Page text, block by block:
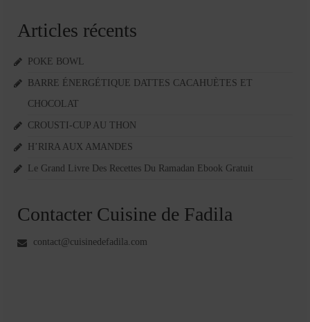
Articles récents
POKE BOWL
BARRE ÉNERGÉTIQUE DATTES CACAHUÈTES ET
CHOCOLAT
CROUSTI-CUP AU THON
H’RIRA AUX AMANDES
Le Grand Livre Des Recettes Du Ramadan Ebook Gratuit
Contacter Cuisine de Fadila
contact@cuisinedefadila.com